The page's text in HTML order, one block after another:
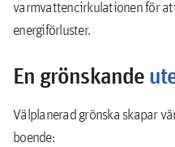
varmvattencirkulationen för
energiförluster.
En grönskande
Välplanerad grönska skapar
boende: